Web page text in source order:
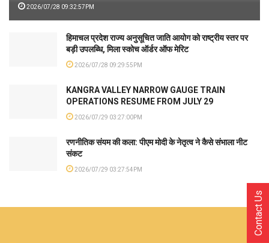
2026/07/28 09:32:57PM
हिमाचल प्रदेश राज्य अनुसूचित जाति आयोग को राष्ट्रीय स्तर पर
बड़ी उपलब्धि, मिला स्कोच ऑर्डर ऑफ मेरिट
2026/07/28 09:29:55PM
KANGRA VALLEY NARROW GAUGE TRAIN
OPERATIONS RESUME FROM JULY 29
2026/07/29 03:27:00PM
रणनीतिक संयम की कला: पीएम मोदी के नेतृत्व ने कैसे संभाला नीट
संकट
2026/07/29 03:27:54PM
Contact Us